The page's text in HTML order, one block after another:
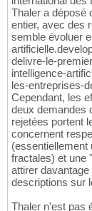
Thaler a déposé
entier, avec des
semble évoluer
delivre-le-
intelligence-
les-entreprises-
Cependant, les
deux demandes
rejetées portent
concernent
(essentiellement
fractales) et une
attirer
descriptions sur
Thaler n'est pas